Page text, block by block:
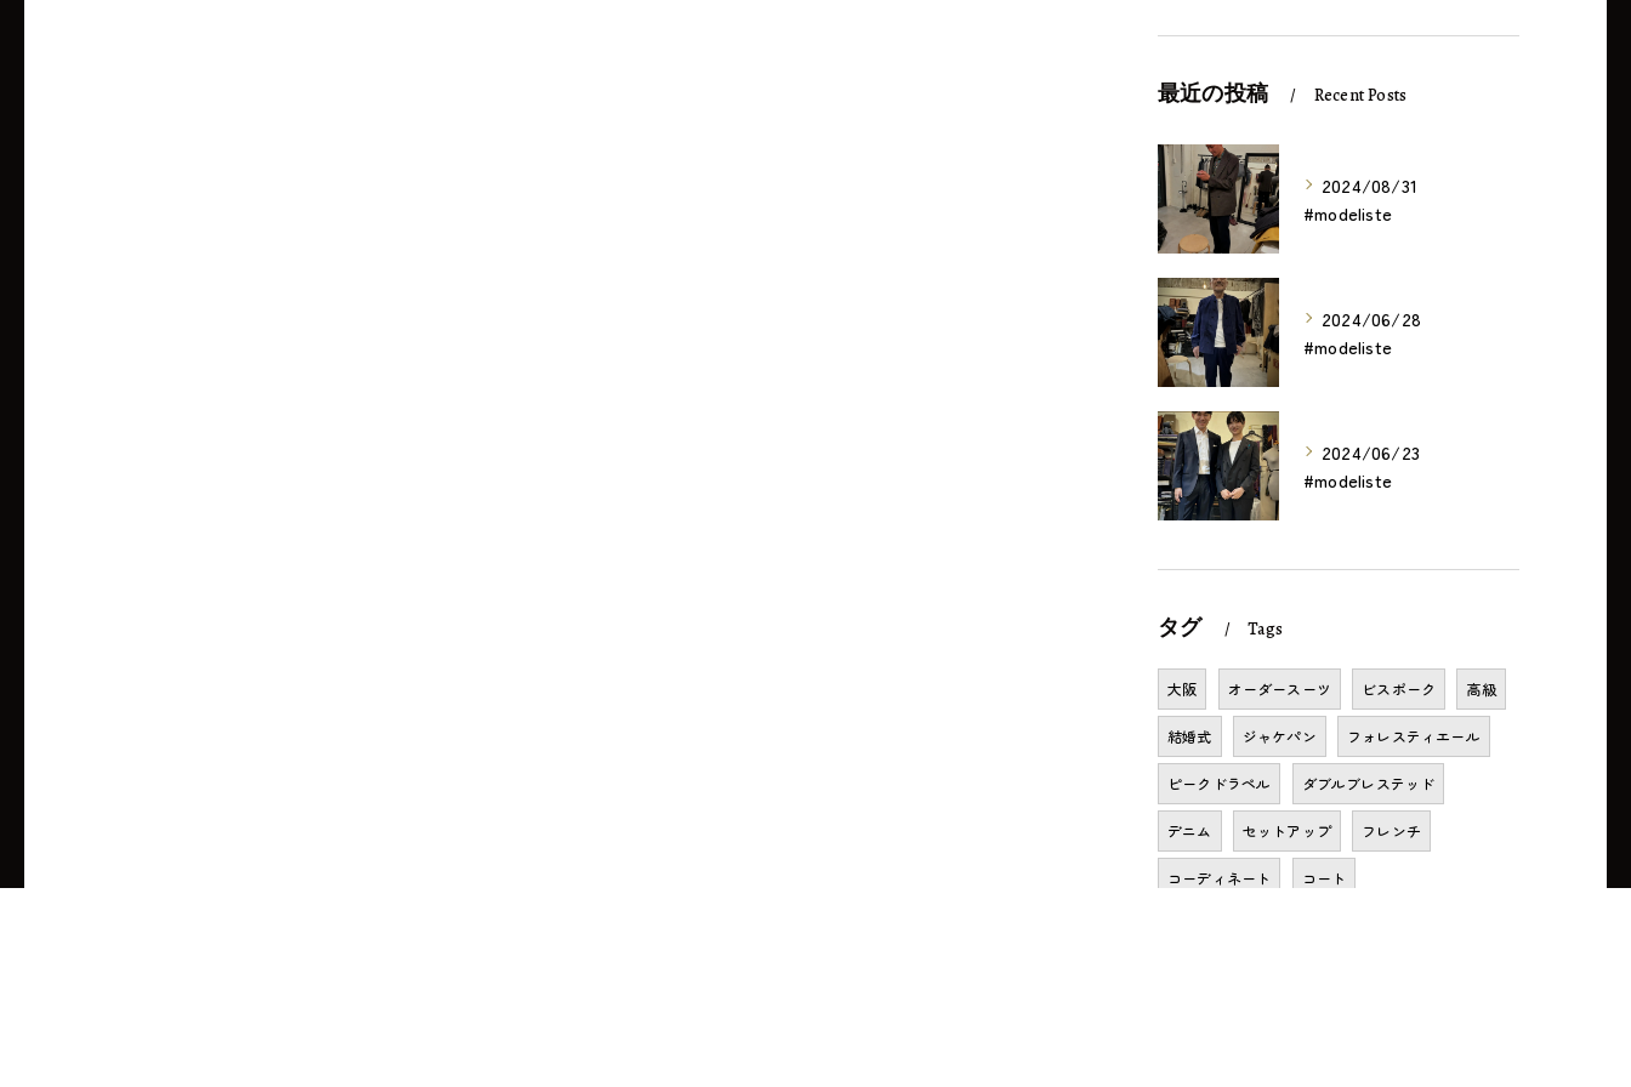
最近の投稿 Recent Posts
2024/08/31
#modeliste
2024/06/28
#modeliste
2024/06/23
#modeliste
タグ Tags
大阪 オーダースーツ ビスポーク 高級
結婚式 ジャケパン フォレスティエール
ピークドラペル ダブルブレステッド
デニム セットアップ フレンチ
コーディネート コート